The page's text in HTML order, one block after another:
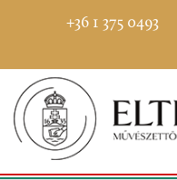
+36 1 375 0493